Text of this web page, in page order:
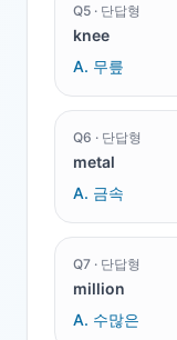
Q5 · 단답형
knee
A. 무릎
Q6 · 단답형
metal
A. 금속
Q7 · 단답형
million
A. 수많은